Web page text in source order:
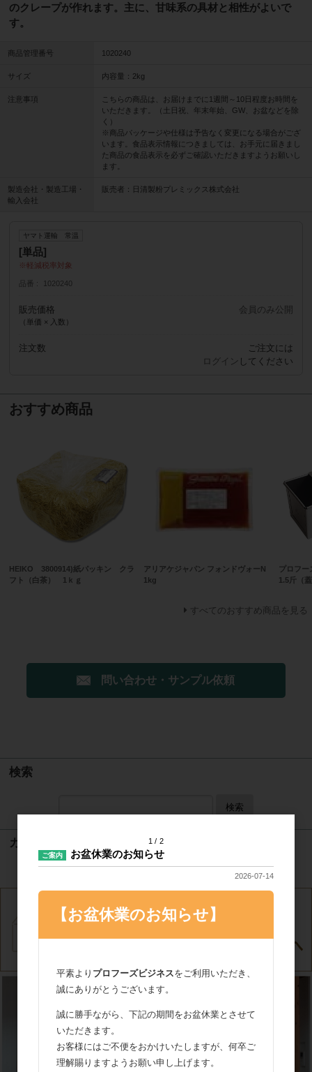
のクレープが作れます。主に、甘味系の具材と相性がよいで
す。
商品管理番号 1020240
サイズ 内容量：2kg
注意事項
こちらの商品は、お届けまでに1週間～10日程度お時間を
いただきます。（土日祝、年末年始、GW、お盆などを除
く）
※商品パッケージや仕様は予告なく変更になる場合がござ
います。食品表示情報につきましては、お手元に届きまし
た商品の食品表示を必ずご確認いただきますようお願いし
ます。
製造会社・製造工場・
輸入会社
販売者：日清製粉プレミックス株式会社
ヤマト運輸 常温
[単品]
軽減税率対象
品番 1020240
販売価格
（単価 × 入数）
会員のみ公開
注文数
ご注文には
ログイン してください
おすすめ商品
HEIKO 3800914)紙パッキン クラ
フト（白茶） 1ｋｇ
アリアケジャパン フォンドヴォーN
1kg
プロフー
1.5斤（
すべてのおすすめ商品を見る
問い合わせ・サンプル依頼
検索
検索
カート 1 2
ご案内 お盆休業のお知らせ
2026-07-14
【お盆休業のお知らせ】
平素より プロフーズビジネスをご利用いただき、
誠にありがとうございます。
誠に勝手ながら、下記の期間をお盆休業とさせて
いただきます。
お客様にはご不便をおかけいたしますが、何卒ご
理解賜りますようお願い申し上げます。